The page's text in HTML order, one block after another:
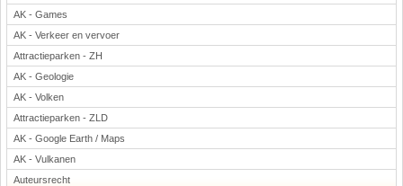
AK - Games
AK - Verkeer en vervoer
Attractieparken - ZH
AK - Geologie
AK - Volken
Attractieparken - ZLD
AK - Google Earth / Maps
AK - Vulkanen
Auteursrecht